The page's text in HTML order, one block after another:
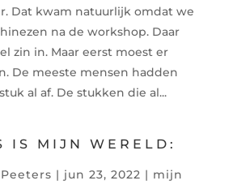
Dat kwam natuurlijk omdat we
na de workshop. Daar
zin in. Maar eerst moest er
De meeste mensen hadden
al af. De stukken die al...
IS MIJN WERELD:
| jun 23, 2022 | mijn